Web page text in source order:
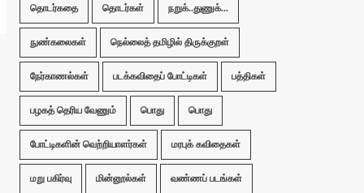
தொடர்கதை தொடர்கள் நறுக்..துணுக்...
நுண்கலைகள் நெல்லைத் தமிழில் திருக்குறள்
நேர்காணல்கள் படக்கவிதைப் போட்டிகள் பத்திகள்
பழகத் தெரிய வேணும் பொது பொது
போட்டிகளின் வெற்றியாளர்கள் மரபுக் கவிதைகள்
மறு பகிர்வு மின்னூல்கள் வண்ணப் படங்கள்